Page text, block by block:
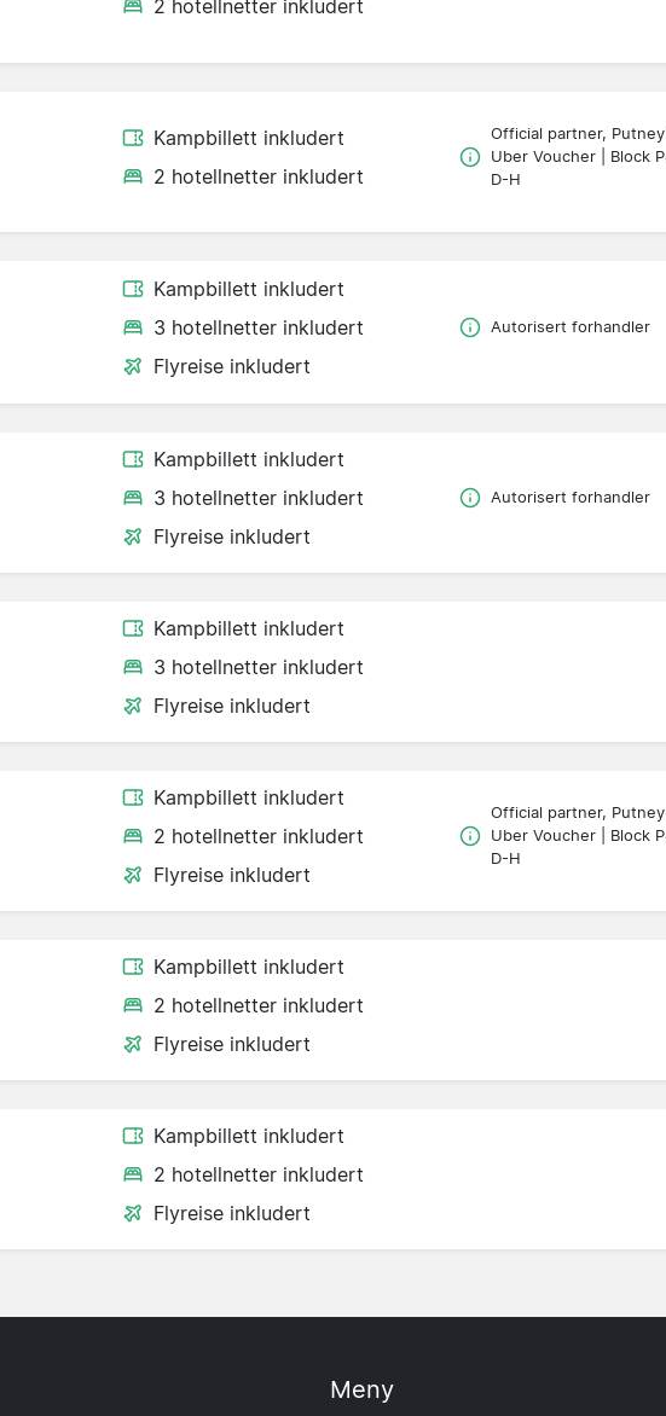
2 hotellnetter inkludert
Kampbillett inkludert
2 hotellnetter inkludert
Official partner, Putney
Uber Voucher | Block
D-H
Kampbillett inkludert
3 hotellnetter inkludert
Flyreise inkludert
Autorisert forhandler
Kampbillett inkludert
3 hotellnetter inkludert
Flyreise inkludert
Autorisert forhandler
Kampbillett inkludert
3 hotellnetter inkludert
Flyreise inkludert
Kampbillett inkludert
2 hotellnetter inkludert
Flyreise inkludert
Official partner, Putney
Uber Voucher | Block
D-H
Kampbillett inkludert
2 hotellnetter inkludert
Flyreise inkludert
Kampbillett inkludert
2 hotellnetter inkludert
Flyreise inkludert
Meny